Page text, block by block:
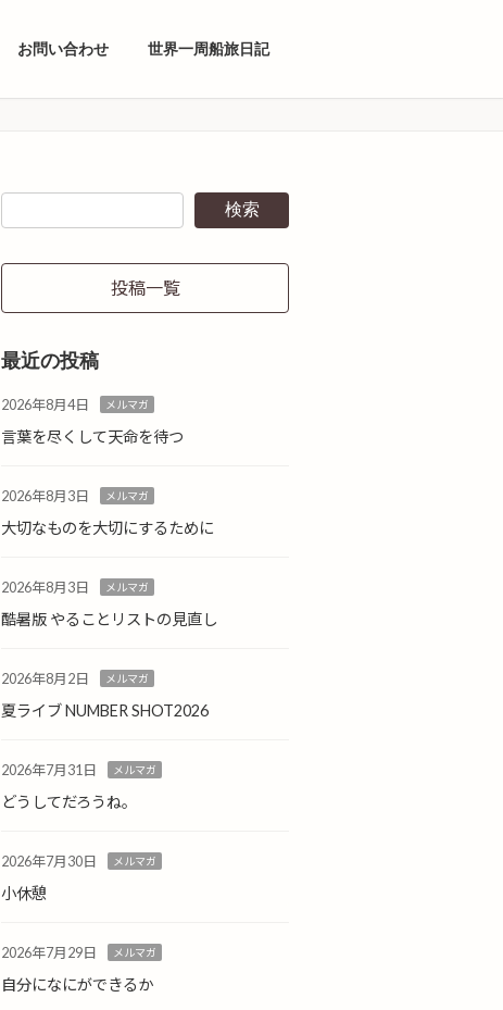
お問い合わせ 世界一周船旅日記
検索
投稿一覧
最近の投稿
2026年8月4日 メルマガ
言葉を尽くして天命を待つ
2026年8月3日 メルマガ
大切なものを大切にするために
2026年8月3日 メルマガ
酷暑版 やることリストの見直し
2026年8月2日 メルマガ
夏ライブ NUMBER SHOT2026
2026年7月31日 メルマガ
どうしてだろうね。
2026年7月30日 メルマガ
小休憩
2026年7月29日 メルマガ
自分になにができるか